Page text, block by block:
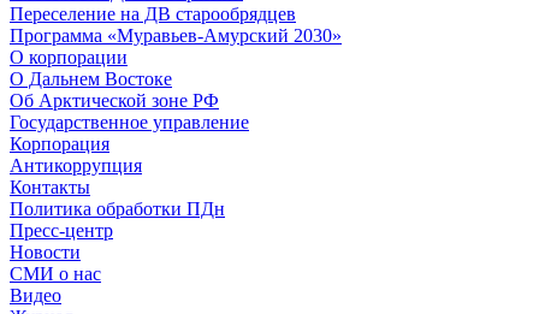
Переселение на ДВ старообрядцев
Программа «Муравьев-Амурский 2030»
О корпорации
О Дальнем Востоке
Об Арктической зоне РФ
Государственное управление
Корпорация
Антикоррупция
Контакты
Политика обработки ПДн
Пресс-центр
Новости
СМИ о нас
Видео